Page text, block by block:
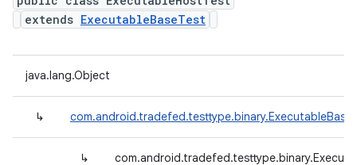
extends ExecutableBaseTest
java.lang.Object
↳
↳